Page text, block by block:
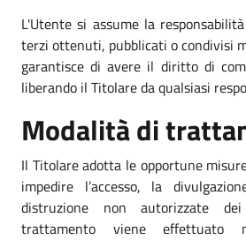
L'Utente si assume la
terzi ottenuti, pubblicati o condivisi
garantisce di avere il diritto di
liberando il Titolare da qualsiasi
Modalità di
Il Titolare adotta le opportune
impedire l’accesso, la
distruzione non autorizzate
trattamento viene effettuato